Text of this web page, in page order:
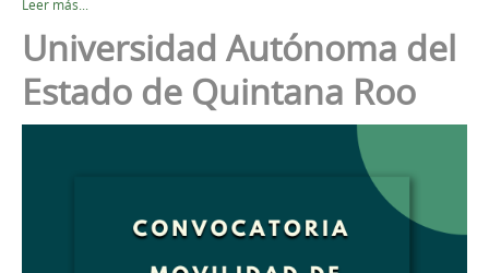
Leer más...
Universidad Autónoma del
Estado de Quintana Roo